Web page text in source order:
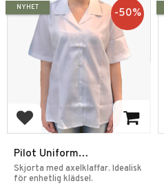
Add to favorites
Pilot Uniform
Kortärmsskjorta Vit Dam
Skjorta med axelklaffar. Idealisk
för enhetlig klädsel.
50%
NYHET